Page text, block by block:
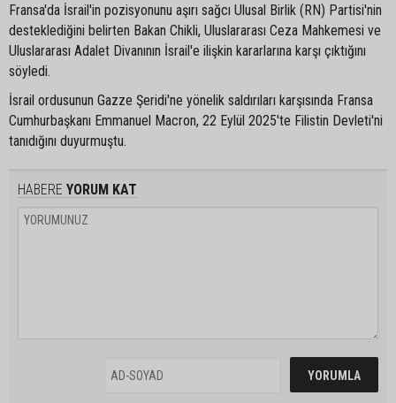
Fransa'da İsrail'in pozisyonunu aşırı sağcı Ulusal Birlik (RN) Partisi'nin
desteklediğini belirten Bakan Chikli, Uluslararası Ceza Mahkemesi ve
Uluslararası Adalet Divanının İsrail'e ilişkin kararlarına karşı çıktığını
söyledi.
İsrail ordusunun Gazze Şeridi'ne yönelik saldırıları karşısında Fransa
Cumhurbaşkanı Emmanuel Macron, 22 Eylül 2025'te Filistin Devleti'ni
tanıdığını duyurmuştu.
HABERE YORUM KAT